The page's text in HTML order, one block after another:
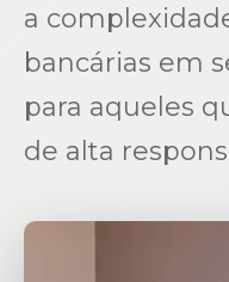
a
bancárias em
para aqueles
de alta